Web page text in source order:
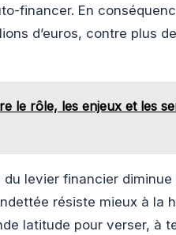
financer. En
d’euros, contre plus
le rôle, les enjeux et les
levier financier
résiste mieux à la
latitude pour verser, à